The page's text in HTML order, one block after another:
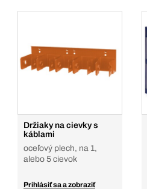
Držiaky na cievky s
káblami
oceľový plech, na 1,
alebo 5 cievok
Prihlásiť sa a zobraziť